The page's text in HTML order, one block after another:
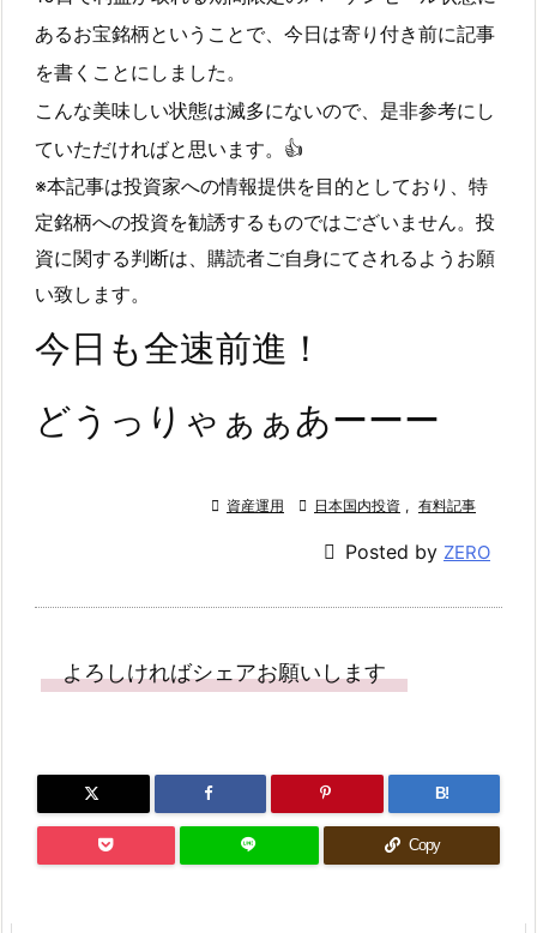
あるお宝銘柄ということで、今日は寄り付き前に記事
を書くことにしました。
こんな美味しい状態は滅多にないので、是非参考にし
ていただければと思います。👍
※本記事は投資家への情報提供を目的としており、特
定銘柄への投資を勧誘するものではございません。投
資に関する判断は、購読者ご自身にてされるようお願
い致します。
今日も全速前進！
どうっりゃぁぁあーーー
 資産運用  日本国内投資 , 有料記事
 Posted by ZERO
よろしければシェアお願いします
B!
Copy